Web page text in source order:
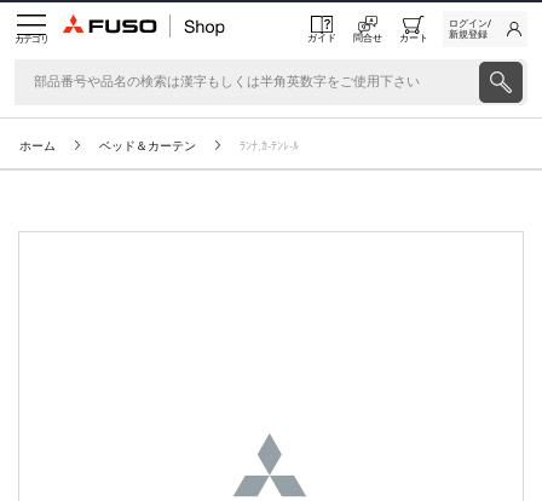
カテゴリ ガイド 問合せ カート
ログイン/
新規登録
ホーム ベッド＆カーテン ﾗﾝﾅ,ｶ-ﾃﾝﾚ-ﾙ